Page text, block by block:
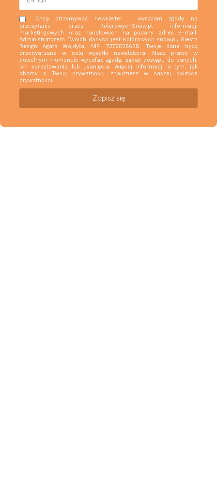
Chcę otrzymywać newsletter i wyrażam zgodę na
przesyłanie przez KolorowychSnów.pl informacji
marketingowych oraz handlowych na podany adres e-mail.
Administratorem Twoich danych jest Kolorowych snów.pl, Siesta
Design Agata Wojdyła, NIP: 7272528658. Twoje dane będą
przetwarzane w celu wysyłki newslettera. Masz prawo w
dowolnym momencie wycofać zgodę, żądać dostępu do danych,
ich sprostowania lub usunięcia. Więcej informacji o tym, jak
dbamy o Twoją prywatność, znajdziesz w naszej polityce
prywatności
Zapisz się